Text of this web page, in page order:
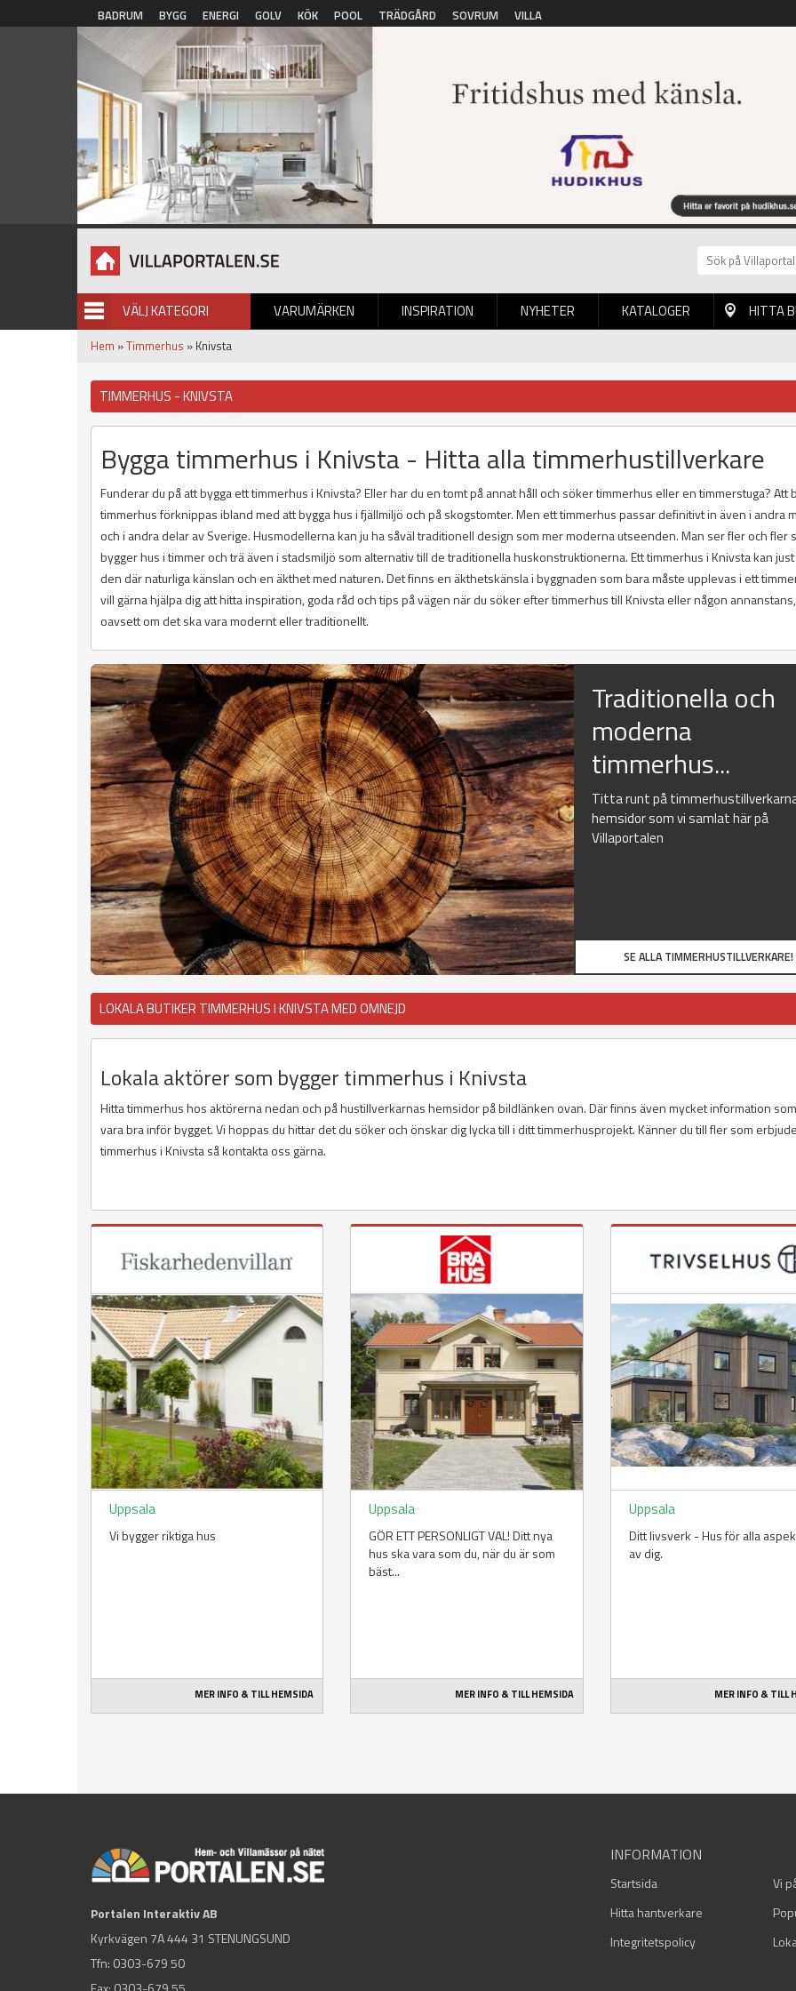
Hoppa till huvudinnehåll
BADRUM BYGG ENERGI GOLV KÖK POOL TRÄDGÅRD SOVRUM VILLA
VÄLJ KATEGORI VARUMÄRKEN INSPIRATION NYHETER
BILDGALLERI KATALOGER HITTA
Hem »Timmerhus » Knivsta
TIMMERHUS - KNIVSTA
Bygga timmerhus i Knivsta - Hitta alla timmerhustillverkare
Funderar du på att bygga ett timmerhus i Knivsta? Eller har du en tomt på annat håll och söker timmerhus eller en timmerstuga? Att
timmerhus förknippas ibland med att bygga hus i fjällmiljö och på skogstomter. Men ett timmerhus passar definitivt in även i andra
och i andra delar av Sverige. Husmodellerna kan ju ha såväl traditionell design som mer moderna utseenden. Man ser fler och fler
bygger hus i timmer och trä även i stadsmiljö som alternativ till de traditionella huskonstruktionerna. Ett timmerhus i Knivsta kan
den där naturliga känslan och en äkthet med naturen. Det finns en äkthetskänsla i byggnaden som bara måste upplevas i ett
vill gärna hjälpa dig att hitta inspiration, goda råd och tips på vägen när du söker efter timmerhus till Knivsta eller någon
oavsett om det ska vara modernt eller traditionellt.
Traditionella och
moderna
timmerhus...
Titta runt på
hemsidor som vi samlat här på
Villaportalen
SE ALLA TIMMERHUSTILLVERKARE!
LOKALA BUTIKER TIMMERHUS I KNIVSTA MED OMNEJD
Lokala aktörer som bygger timmerhus i Knivsta
Hitta timmerhus hos aktörerna nedan och på hustillverkarnas hemsidor på bildlänken ovan. Där finns även mycket information
vara bra inför bygget. Vi hoppas du hittar det du söker och önskar dig lycka till i ditt timmerhusprojekt. Känner du till fler som
timmerhus i Knivsta så kontakta oss gärna.
Uppsala
Vi bygger riktiga hus
MER INFO & TILL HEMSIDA
Uppsala
GÖR ETT PERSONLIGT VAL! Ditt nya
hus ska vara som du, när du är som
bäst...
MER INFO & TILL HEMSIDA
Uppsala
Ditt livsverk - Hus för alla
av dig.
MER INFO & TILL
Portalen Interaktiv AB
Kyrkvägen 7A 444 31 STENUNGSUND
Tfn: 0303-679 50
INFORMATION
Startsida
Vi
Hitta hantverkare
Integritetspolicy